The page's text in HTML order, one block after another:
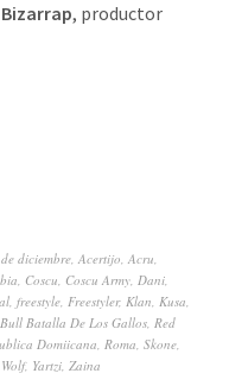
, productor
diciembre, Acertijo, Acru,
, Coscu, Coscu Army, Dani,
, freestyle, Freestyler, Klan, Kusa,
Batalla De Los Gallos, Red
Domiicana, Roma, Skone,
Wolf, Yartzi, Zaina